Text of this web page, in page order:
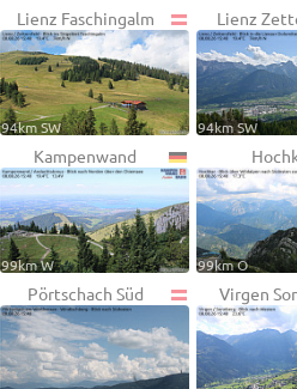
Lienz Faschingalm
94km SW
Lienz
94km SW
Kampenwand
99km W 99km O
Pörtschach Süd Virgen